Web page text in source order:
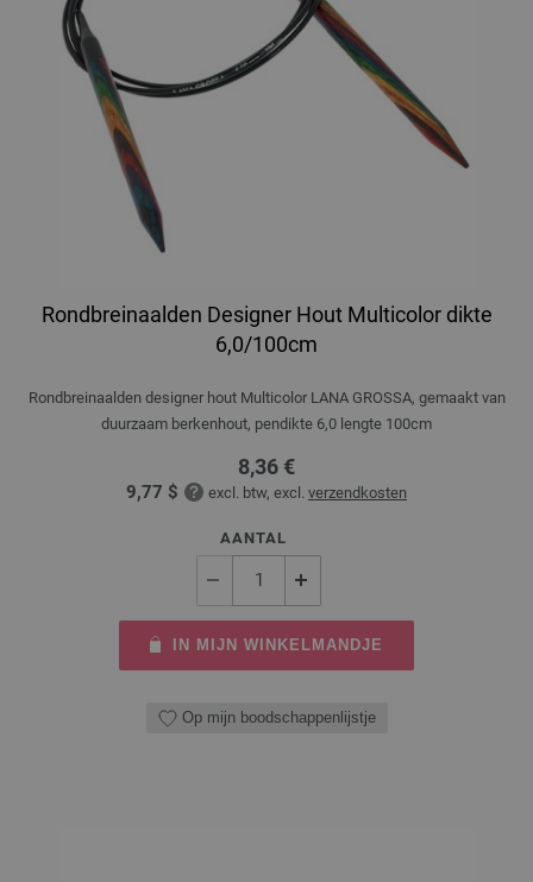
Rondbreinaalden Designer Hout Multicolor dikte
6,0/100cm
Rondbreinaalden designer hout Multicolor LANA GROSSA, gemaakt van
duurzaam berkenhout, pendikte 6,0 lengte 100cm
8,36 €
9,77 $ excl. btw, excl. verzendkosten
AANTAL
IN MIJN WINKELMANDJE
Op mijn boodschappenlijstje